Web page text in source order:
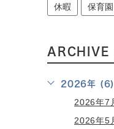
休暇 保育
ARCHIVE
2026年 (6)
2026年7
2026年5